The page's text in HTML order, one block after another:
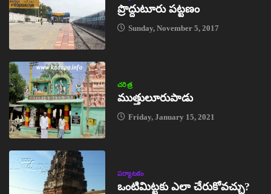
ప్రొద్దుటూరు పట్టణం
Sunday, November 5, 2017
చరిత్ర
ముత్తులూరుపాడు
Friday, January 15, 2021
పర్యాటకం
ఒంటిమిట్టకు ఎలా చేరుకోవచ్చు?